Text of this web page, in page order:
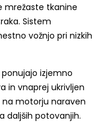
mrežaste tkanine
Sistem
vožnjo pri nizkih
izjemno
in vnaprej ukrivljen
na motorju naraven
daljših potovanjih.